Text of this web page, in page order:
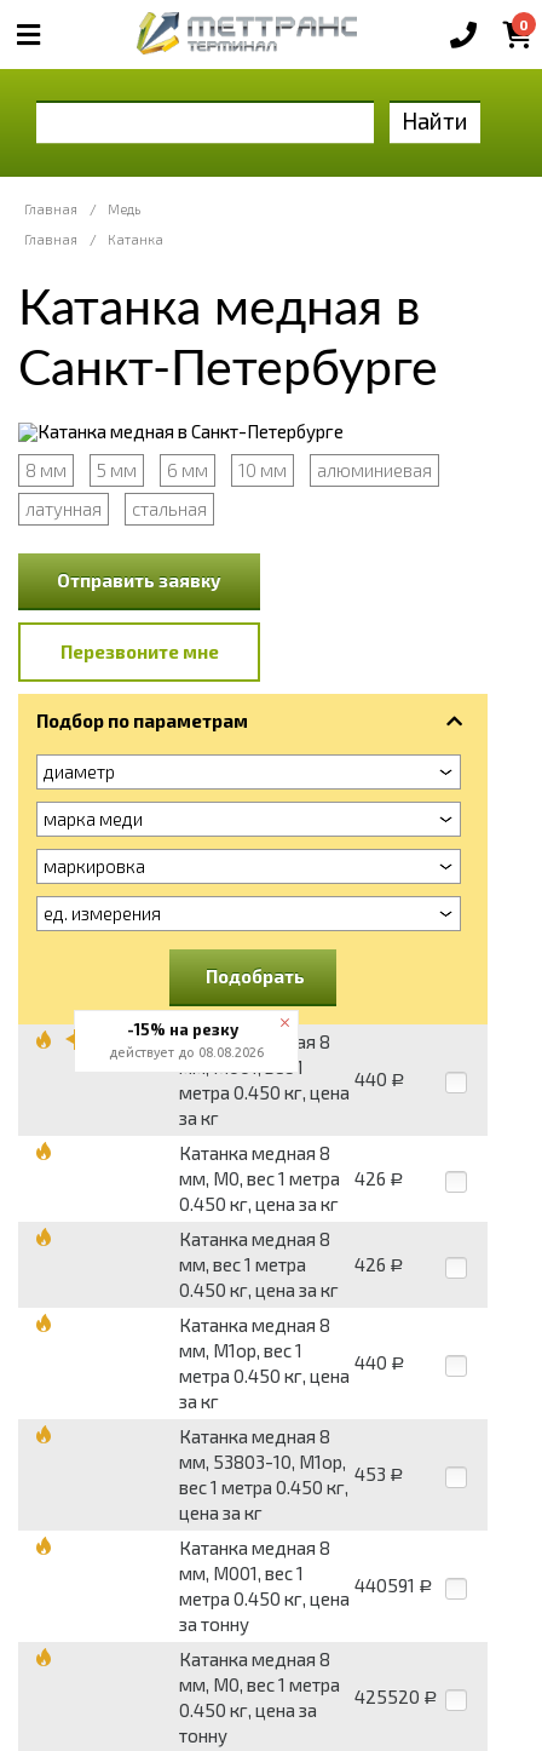
0
Найти
Главная /
Медь
Главная
/ Катанка
Катанка медная в
Санкт-Петербурге
8 мм 5 мм 6 мм 10 мм
алюминиевая
латунная
стальная
Отправить заявку
Перезвоните мне
Подбор по параметрам
диаметр
марка меди
маркировка
ед. измерения
Подобрать
Катанка медная 8
мм, М001, вес 1
метра 0.450 кг, цена
за кг
440 Р
Катанка медная 8
мм, М0, вес 1 метра
0.450 кг, цена за кг
426 Р
Катанка медная 8
мм, вес 1 метра
0.450 кг, цена за кг
426 Р
Катанка медная 8
мм, М1ор, вес 1
метра 0.450 кг, цена
за кг
440 Р
Катанка медная 8
мм, 53803-10, М1ор,
вес 1 метра 0.450 кг,
цена за кг
453 Р
Катанка медная 8
мм, М001, вес 1
метра 0.450 кг, цена
за тонну
440591 Р
Катанка медная 8
мм, М0, вес 1 метра
0.450 кг, цена за
тонну
425520 Р
-15% на резку
действует до 08.08.2026